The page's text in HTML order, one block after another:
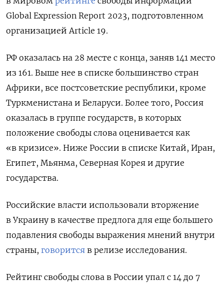
Global Expression Report 2023, подготовленном
организацией Article 19.
РФ оказалась на 28 месте с конца, заняв 141 место
из 161. Выше нее в списке большинство стран
Африки, все постсоветские республики, кроме
Туркменистана и Беларуси. Более того, Россия
оказалась в группе государств, в которых
положение свободы слова оценивается как
«в кризисе». Ниже России в списке Китай, Иран,
Египет, Мьянма, Северная Корея и другие
государства.
Российские власти использовали вторжение
в Украину в качестве предлога для еще большего
подавления свободы выражения мнений внутри
страны, говорится в релизе исследования.
Рейтинг свободы слова в России упал с 14 до 7